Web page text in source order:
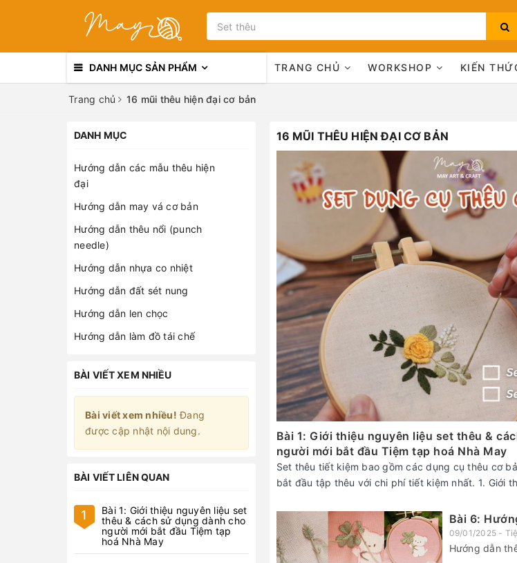
Bạn chưa xem sản
DANH MỤC SẢN PHẨM TRANG CHỦ WORKSHOP KIẾN
Trang chủ 16 mũi thêu hiện đại cơ bản
16 MŨI THÊU HIỆN ĐẠI CƠ BẢN
Bài 1: Giới thiệu nguyên liệu set thêu &
người mới bắt đầu Tiệm tạp hoá Nhà May
Set thêu tiết kiệm bao gồm các dụng cụ thêu cơ
bắt đầu tập thêu với chi phí tiết kiệm nhất. 1. Giới
Bài 6:
09/01/2025 -
Hướng dẫn
DANH MỤC
Hướng dẫn các mẫu thêu hiện
đại
Hướng dẫn may vá cơ bản
Hướng dẫn thêu nổi (punch
needle)
Hướng dẫn nhựa co nhiệt
Hướng dẫn đất sét nung
Hướng dẫn len chọc
Hướng dẫn làm đồ tái chế
BÀI VIẾT XEM NHIỀU
Bài viết xem nhiều! Đang
được cập nhật nội dung.
BÀI VIẾT LIÊN QUAN
1
Bài 1: Giới thiệu nguyên liệu set
thêu & cách sử dụng dành cho
người mới bắt đầu Tiệm tạp
hoá Nhà May